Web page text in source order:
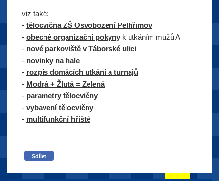
viz také:
- tělocvična ZŠ Osvobození Pelhřimov
- obecné organizační pokyny k utkáním mužů A
- nové parkoviště v Táborské ulici
- novinky na hale
- rozpis domácích utkání a turnajů
- Modrá + Žlutá = Zelená
- parametry tělocvičny
- vybavení tělocvičny
- multifunkční hřiště
Sdílet